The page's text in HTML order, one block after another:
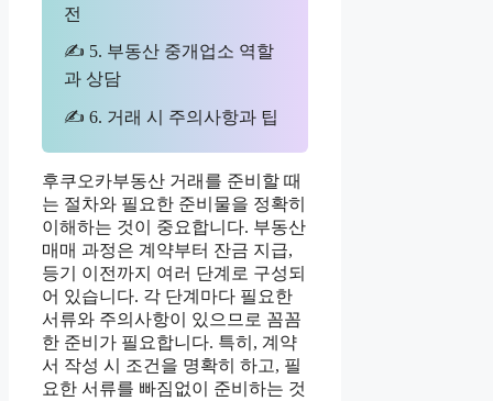
전
✍ 5. 부동산 중개업소 역할
과 상담
✍ 6. 거래 시 주의사항과 팁
후쿠오카부동산 거래를 준비할 때
는 절차와 필요한 준비물을 정확히
이해하는 것이 중요합니다. 부동산
매매 과정은 계약부터 잔금 지급,
등기 이전까지 여러 단계로 구성되
어 있습니다. 각 단계마다 필요한
서류와 주의사항이 있으므로 꼼꼼
한 준비가 필요합니다. 특히, 계약
서 작성 시 조건을 명확히 하고, 필
요한 서류를 빠짐없이 준비하는 것